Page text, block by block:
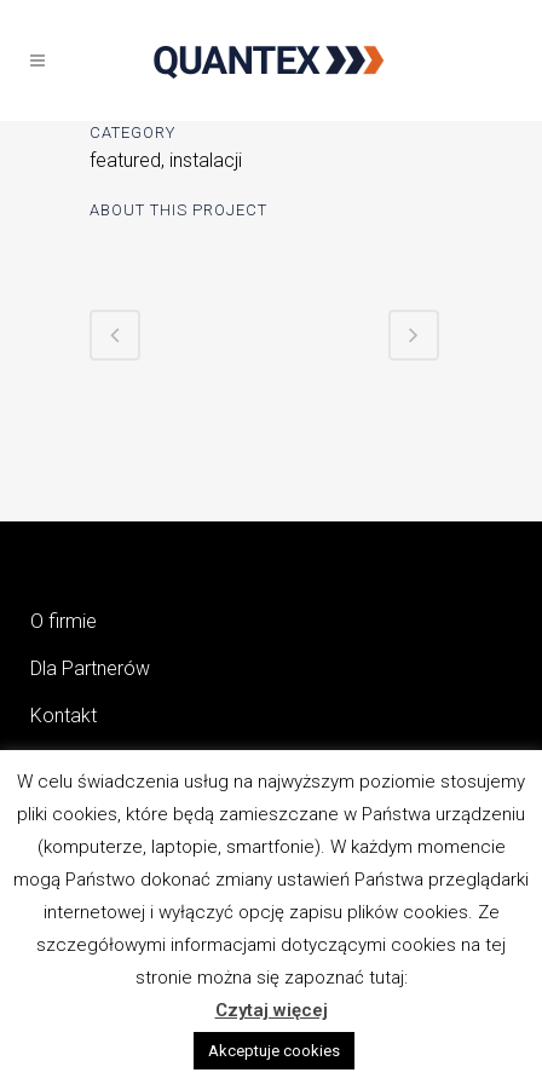
CATEGORY
featured, instalacji
ABOUT THIS PROJECT
O firmie
Dla Partnerów
Kontakt
Produkty
Czesto Zadawane Pytania
REGULAMIN
POLITYKA PRYWATNOŚCI
W celu świadczenia usług na najwyższym poziomie stosujemy
pliki cookies, które będą zamieszczane w Państwa urządzeniu
(komputerze, laptopie, smartfonie). W każdym momencie
mogą Państwo dokonać zmiany ustawień Państwa przeglądarki
internetowej i wyłączyć opcję zapisu plików cookies. Ze
szczegółowymi informacjami dotyczącymi cookies na tej
stronie można się zapoznać tutaj:
Czytaj więcej
Akceptuje cookies